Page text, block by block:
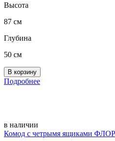
Высота
87 см
Глубина
50 см
Подробнее
в наличии
Комод с четрымя ящиками